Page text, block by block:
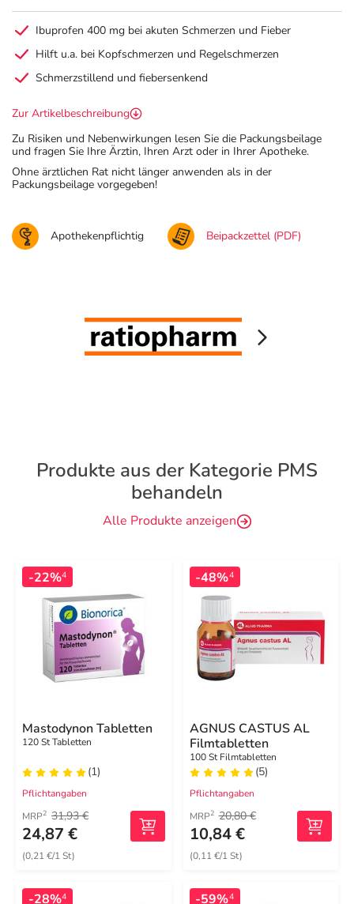
Ibuprofen 400 mg bei akuten Schmerzen und Fieber
Hilft u.a. bei Kopfschmerzen und Regelschmerzen
Schmerzstillend und fiebersenkend
Zur Artikelbeschreibung
Zu Risiken und Nebenwirkungen lesen Sie die Packungsbeilage
und fragen Sie Ihre Ärztin, Ihren Arzt oder in Ihrer Apotheke.
Ohne ärztlichen Rat nicht länger anwenden als in der
Packungsbeilage vorgegeben!
Apothekenpflichtig Beipackzettel (PDF)
Produkte aus der Kategorie PMS
behandeln
Alle Produkte anzeigen
-22%4
Mastodynon Tabletten
120 St Tabletten
(1)
Pflichtangaben
MRP2 31,93 €
24,87 €
(0,21 €/1 St)
-48%4
AGNUS CASTUS AL
Filmtabletten
100 St Filmtabletten
(5)
Pflichtangaben
MRP2 20,80 €
10,84 €
(0,11 €/1 St)
-28%4 -59%4